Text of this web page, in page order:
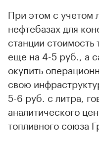
При этом с учетом
нефтебазах для
станции стоимость
еще на 4-5 руб., а
окупить
свою
5-6 руб. с литра,
аналитического
топливного союза